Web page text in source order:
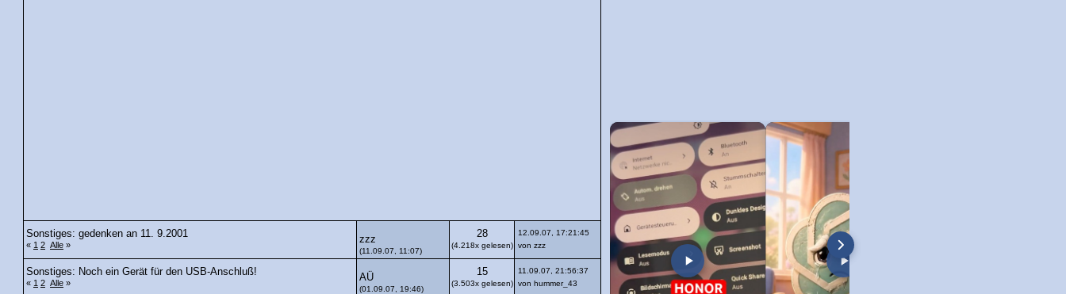
Sonstiges: gedenken an 11. 9.2001
« 1 2 Alle »
zzz
(11.09.07, 11:07)
28
(4.218x gelesen)
12.09.07, 17:21:45
von zzz
Sonstiges: Noch ein Gerät für den USB-Anschluß!
« 1 2 Alle »
AÜ
(01.09.07, 19:46)
15
(3.503x gelesen)
11.09.07, 21:56:37
von hummer_43